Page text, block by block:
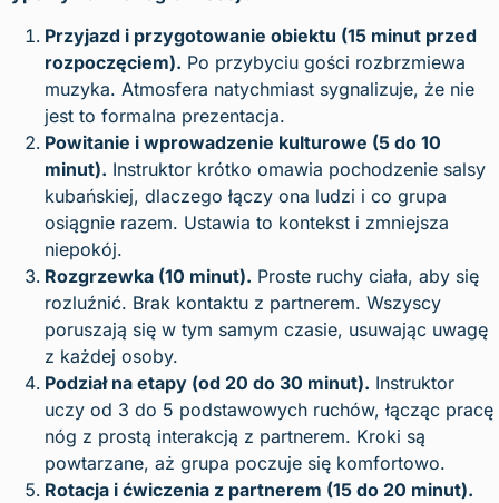
Przyjazd i przygotowanie obiektu (15 minut przed
rozpoczęciem). Po przybyciu gości rozbrzmiewa
muzyka. Atmosfera natychmiast sygnalizuje, że nie
jest to formalna prezentacja.
Powitanie i wprowadzenie kulturowe (5 do 10
minut). Instruktor krótko omawia pochodzenie salsy
kubańskiej, dlaczego łączy ona ludzi i co grupa
osiągnie razem. Ustawia to kontekst i zmniejsza
niepokój.
Rozgrzewka (10 minut). Proste ruchy ciała, aby się
rozluźnić. Brak kontaktu z partnerem. Wszyscy
poruszają się w tym samym czasie, usuwając uwagę
z każdej osoby.
Podział na etapy (od 20 do 30 minut). Instruktor
uczy od 3 do 5 podstawowych ruchów, łącząc pracę
nóg z prostą interakcją z partnerem. Kroki są
powtarzane, aż grupa poczuje się komfortowo.
Rotacja i ćwiczenia z partnerem (15 do 20 minut).